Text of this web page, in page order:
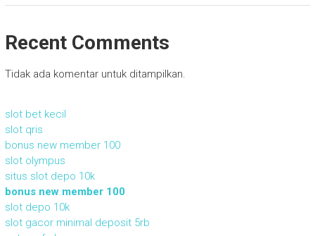
Recent Comments
Tidak ada komentar untuk ditampilkan.
slot bet kecil
slot qris
bonus new member 100
slot olympus
situs slot depo 10k
bonus new member 100
slot depo 10k
slot gacor minimal deposit 5rb